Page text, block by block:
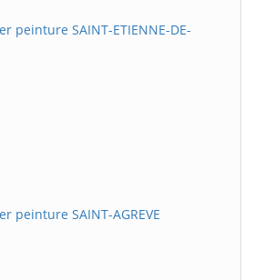
peinture SAINT-ETIENNE-DE-
peinture SAINT-AGREVE